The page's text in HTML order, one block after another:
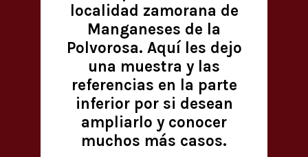
localidad zamorana de
Manganeses de la
Polvorosa. Aquí les dejo
una muestra y las
referencias en la parte
inferior por si desean
ampliarlo y conocer
muchos más casos.